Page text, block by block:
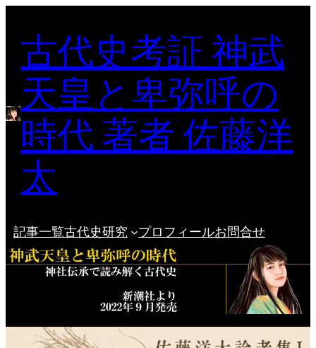
ッ
古代史考証 神武
天皇と卑弥呼の
時代 著者 佐藤洋
太
記事一覧古代史研究 プロフィールお問合せ